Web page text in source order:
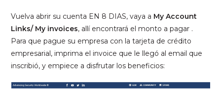
Vuelva abrir su cuenta EN 8 DIAS, vaya a My Account
Links/ My invoices, allí encontrará el monto a pagar .
Para que pague su empresa con la tarjeta de crédito
empresarial, imprima el invoice que le llegó al email que
inscribió, y empiece a disfrutar los beneficios: